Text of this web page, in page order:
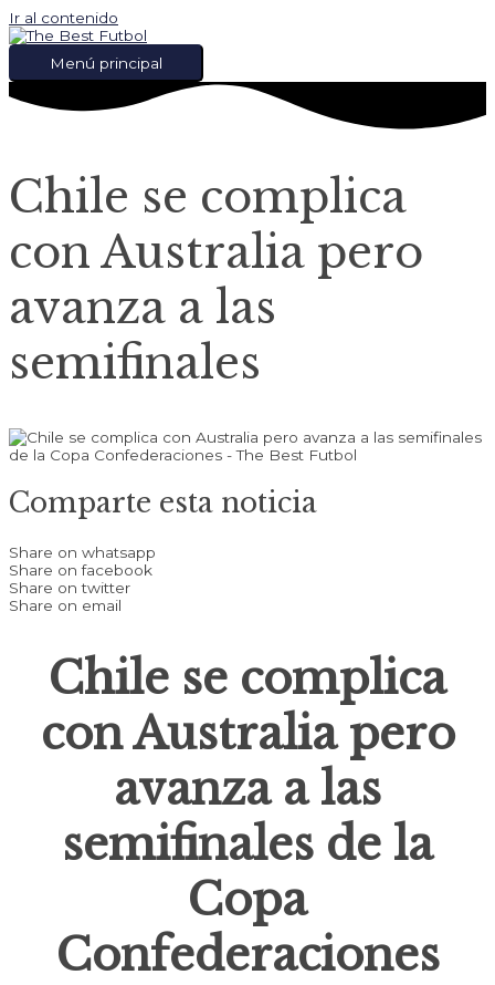
Ir al contenido
Menú principal
Chile se complica
con Australia pero
avanza a las
semifinales
Comparte esta noticia
Share on whatsapp
Share on facebook
Share on twitter
Share on email
Chile se complica
con Australia pero
avanza a las
semifinales de la
Copa
Confederaciones